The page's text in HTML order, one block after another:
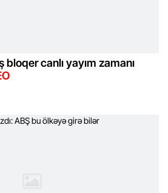
bloqer canlı yayım zamanı